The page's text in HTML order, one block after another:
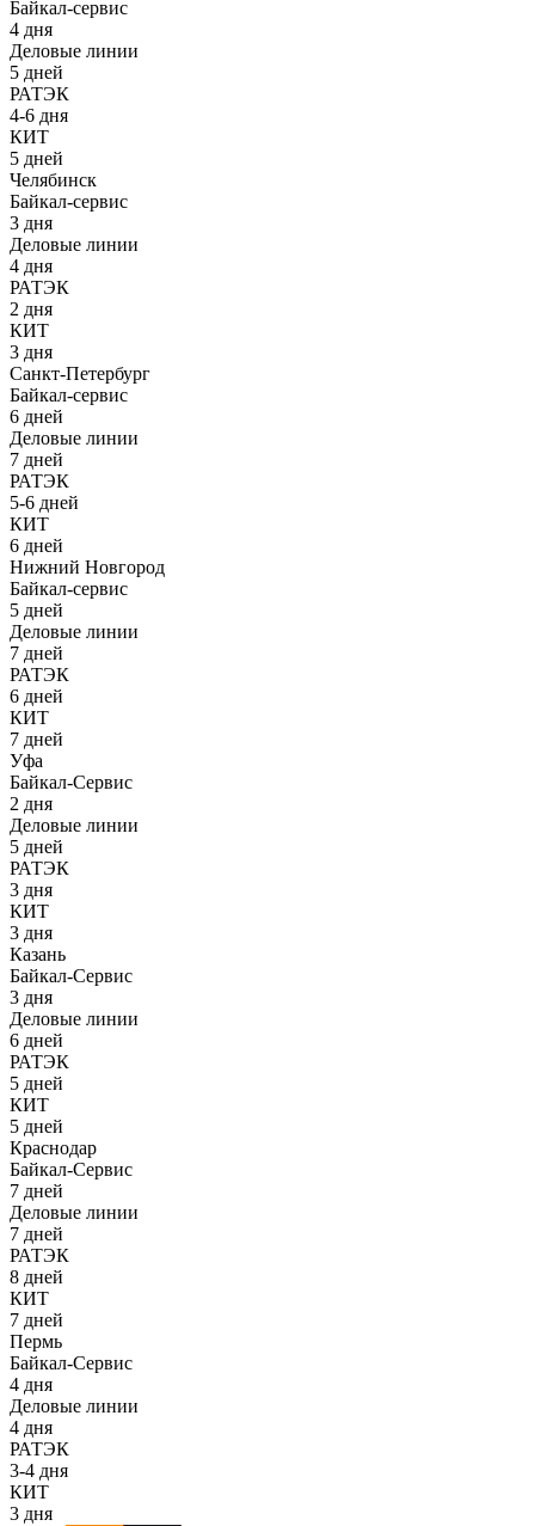
Байкал-сервис
4 дня
Деловые линии
5 дней
РАТЭК
4-6 дня
КИТ
5 дней
Челябинск
Байкал-сервис
3 дня
Деловые линии
4 дня
РАТЭК
2 дня
КИТ
3 дня
Санкт-Петербург
Байкал-сервис
6 дней
Деловые линии
7 дней
РАТЭК
5-6 дней
КИТ
6 дней
Нижний Новгород
Байкал-сервис
5 дней
Деловые линии
7 дней
РАТЭК
6 дней
КИТ
7 дней
Уфа
Байкал-Сервис
2 дня
Деловые линии
5 дней
РАТЭК
3 дня
КИТ
3 дня
Казань
Байкал-Сервис
3 дня
Деловые линии
6 дней
РАТЭК
5 дней
КИТ
5 дней
Краснодар
Байкал-Сервис
7 дней
Деловые линии
7 дней
РАТЭК
8 дней
КИТ
7 дней
Пермь
Байкал-Сервис
4 дня
Деловые линии
4 дня
РАТЭК
3-4 дня
КИТ
3 дня